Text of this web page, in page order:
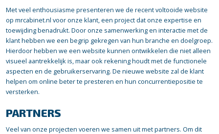
Met veel enthousiasme presenteren we de recent voltooide website
op mrcabinet.nl voor onze klant, een project dat onze expertise en
toewijding benadrukt. Door onze samenwerking en interactie met de
klant hebben we een begrip gekregen van hun branche en doelgroep.
Hierdoor hebben we een website kunnen ontwikkelen die niet alleen
visueel aantrekkelijk is, maar ook rekening houdt met de functionele
aspecten en de gebruikerservaring. De nieuwe website zal de klant
helpen om online beter te presteren en hun concurrentiepositie te
versterken.
PARTNERS
Veel van onze projecten voeren we samen uit met partners. Om dit